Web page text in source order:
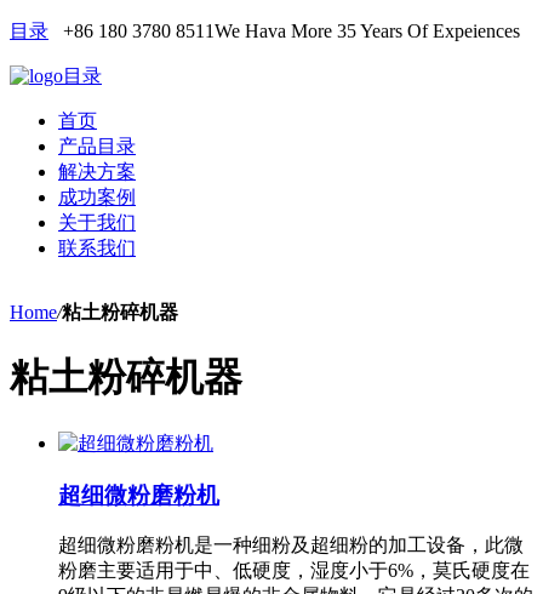
目录 +86 180 3780 8511We Hava More 35 Years Of Expeiences
目录
首页
产品目录
解决方案
成功案例
关于我们
联系我们
Home/粘土粉碎机器
粘土粉碎机器
超细微粉磨粉机
超细微粉磨粉机是一种细粉及超细粉的加工设备，此微
粉磨主要适用于中、低硬度，湿度小于6%，莫氏硬度在